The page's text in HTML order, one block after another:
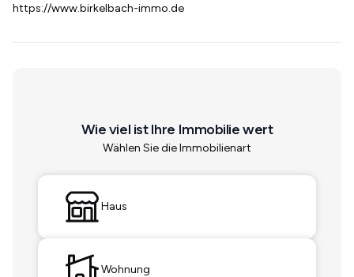
https://www.birkelbach-immo.de
Wie viel ist Ihre Immobilie wert
Wählen Sie die Immobilienart
Haus
Wohnung